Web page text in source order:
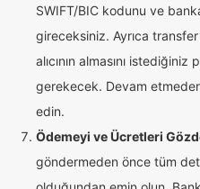
SWIFT/BIC kodunu ve
gireceksiniz. Ayrıca
alıcının almasını
gerekecek. Devam
edin.
Ödemeyi ve Ücretleri
göndermeden önce tüm